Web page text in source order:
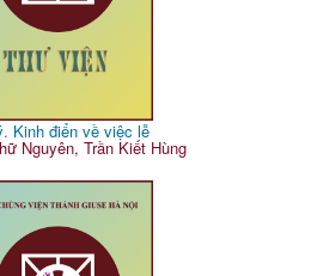
Kinh điển về việc lễ
Nguyên, Trần Kiết Hùng